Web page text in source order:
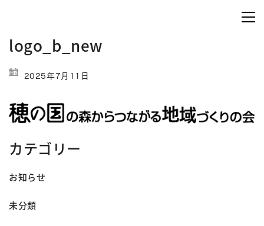
logo_b_new
2025年7月11日
カテゴリー
お知らせ
未分類